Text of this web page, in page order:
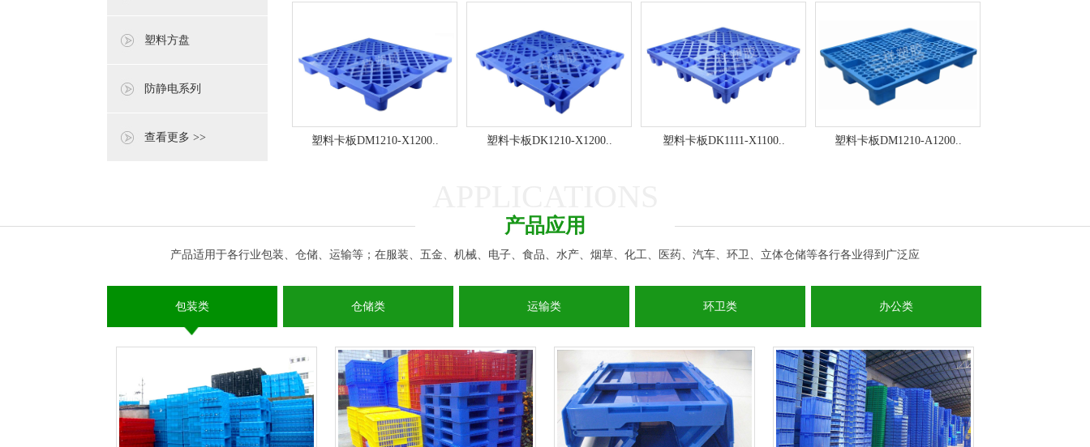
塑料方盘
防静电系列
查看更多 >> 塑料卡板DM1210-X1200.. 塑料卡板DK1210-X1200.. 塑料卡板DK1111-X1100.. 塑料卡板DM1210-A1200..
产品应用
产品适用于各行业包装、仓储、运输等；在服装、五金、机械、电子、食品、水产、烟草、化工、医药、汽车、环卫、立体仓储等各行各业得到广泛应
包装类 仓储类 运输类 环卫类 办公类